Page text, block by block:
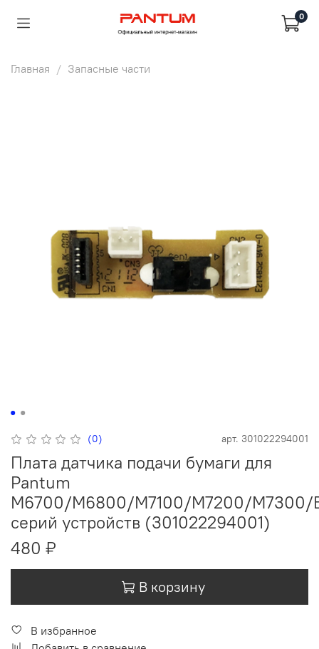
0
Главная Запасные части
(0) арт. 301022294001
Плата датчика подачи бумаги для
Pantum
M6700/M6800/M7100/M7200/M7300/
серий устройств (301022294001)
480 ₽
В корзину
В избранное